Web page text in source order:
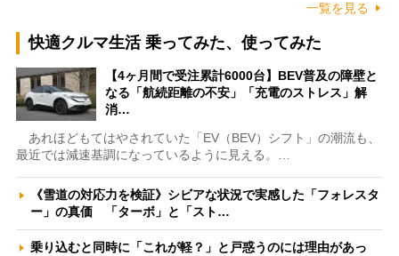
一覧を見る
快適クルマ生活 乗ってみた、使ってみた
【4ヶ月間で受注累計6000台】BEV普及の障壁と
なる「航続距離の不安」「充電のストレス」解
消…
あれほどもてはやされていた「EV（BEV）シフト」の潮流も、
最近では減速基調になっているように見える。…
《雪道の対応力を検証》シビアな状況で実感した「フォレスタ
ー」の真価 「ターボ」と「スト…
乗り込むと同時に「これが軽？」と戸惑うのには理由があっ